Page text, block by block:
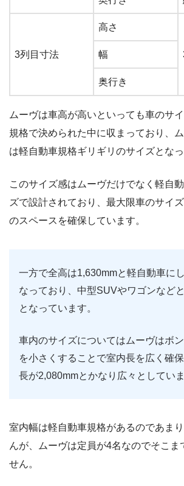
3列目寸法
高さ
幅
奥行き
ムーヴは車高が高いといっても車のサ
規格で決められた中に収まっており、
は軽自動車規格ギリギリのサイズとなっ
このサイズ感はムーヴだけでなく軽自
ズで設計されており、最大限車のサイ
のスペースを確保しています。
一方で全高は1,630mmと軽自動車に
なっており、中型SUVやワゴンなど
となっています。
車内のサイズについてはムーヴはボ
を小さくすることで室内長を広く確
長が2,080mmとかなり広々としていま
室内幅は軽自動車規格があるのであま
んが、ムーヴは定員が4名なのでそこま
せん。